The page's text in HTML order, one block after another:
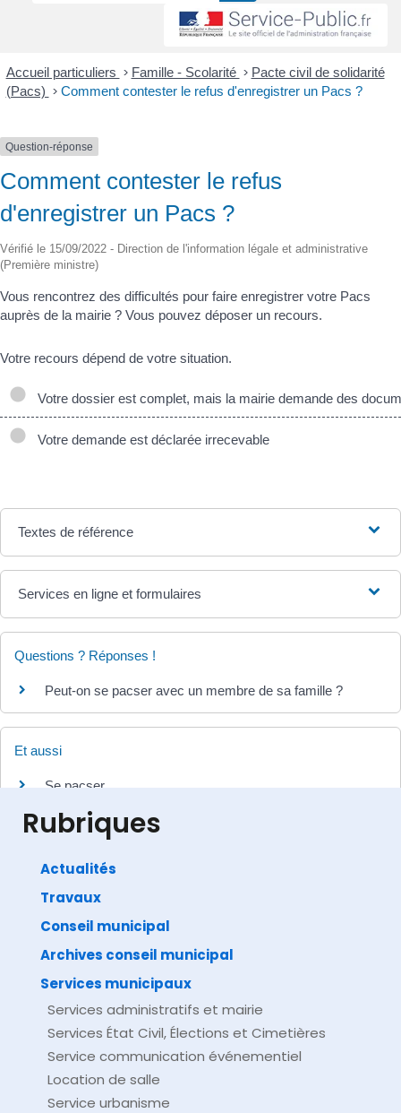
Accueil particuliers > Famille - Scolarité > Pacte civil de solidarité
(Pacs) > Comment contester le refus d'enregistrer un Pacs ?
Question-réponse
Comment contester le refus
d'enregistrer un Pacs ?
Vérifié le 15/09/2022 - Direction de l'information légale et administrative
(Première ministre)
Vous rencontrez des difficultés pour faire enregistrer votre Pacs
auprès de la mairie ? Vous pouvez déposer un recours.
Votre recours dépend de votre situation.
Votre dossier est complet, mais la mairie demande des
Votre demande est déclarée irrecevable
Textes de référence
Services en ligne et formulaires
Questions ? Réponses !
Peut-on se pacser avec un membre de sa famille ?
Et aussi
Se pacser
Direction de l'information légale et administrative
Rubriques
Actualités
Travaux
Conseil municipal
Archives conseil municipal
Services municipaux
Services administratifs et mairie
Services État Civil, Élections et Cimetières
Service communication événementiel
Location de salle
Service urbanisme